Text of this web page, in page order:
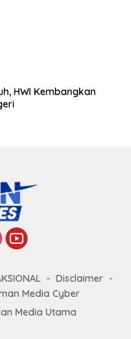
HWI Kembangkan
Disclaimer
Media Cyber
Media Utama